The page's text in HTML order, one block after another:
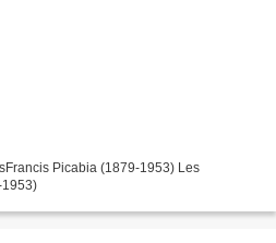
Picabia (1879-1953) Les